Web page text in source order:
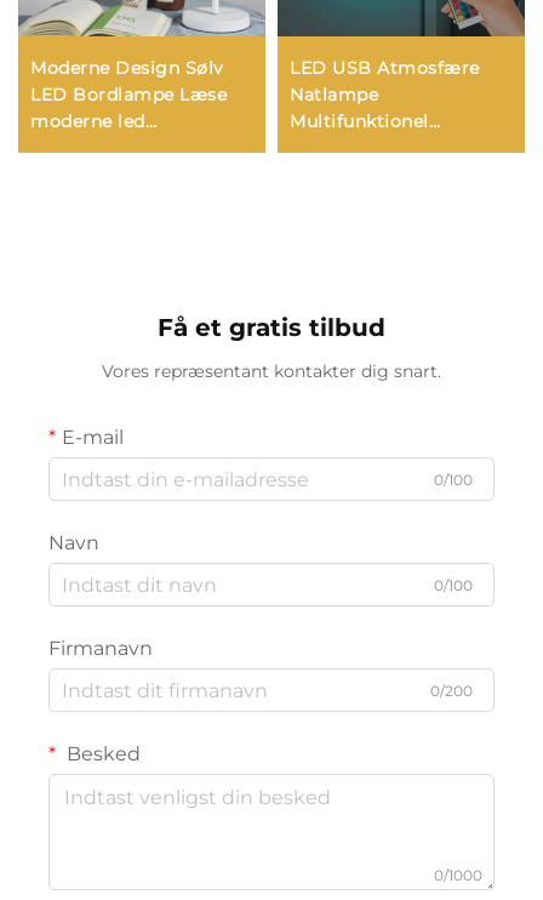
Moderne Design Sølv
LED Bordlampe Læse
moderne led
skrivebordslampe til
LED USB Atmosfære
Natlampe
Multifunktionel
Fjernbetjening
Få et gratis tilbud
Vores repræsentant kontakter dig snart.
E-mail
0/100
Navn
0/100
Firmanavn
0/200
Besked
0/1000